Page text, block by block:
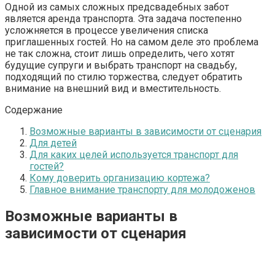
Одной из самых сложных предсвадебных забот
является аренда транспорта. Эта задача постепенно
усложняется в процессе увеличения списка
приглашенных гостей. Но на самом деле это проблема
не так сложна, стоит лишь определить, чего хотят
будущие супруги и выбрать транспорт на свадьбу,
подходящий по стилю торжества, следует обратить
внимание на внешний вид и вместительность.
Содержание
Возможные варианты в зависимости от сценария
Для детей
Для каких целей используется транспорт для
гостей?
Кому доверить организацию кортежа?
Главное внимание транспорту для молодоженов
Возможные варианты в
зависимости от сценария